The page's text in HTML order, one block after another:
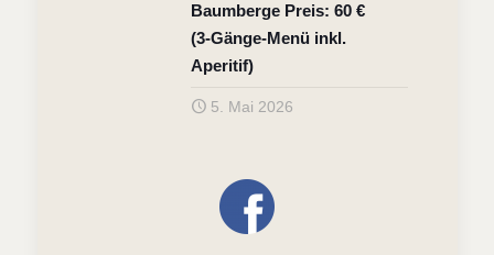
Baumberge Preis: 60 €
(3‑Gänge‑Menü inkl.
Aperitif)
5. Mai 2026